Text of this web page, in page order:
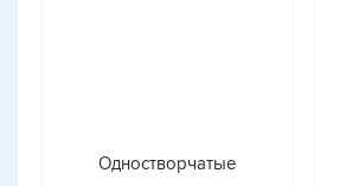
Одностворчатые